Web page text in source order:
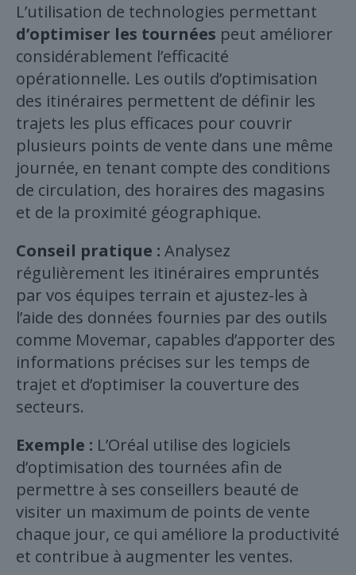
L’utilisation de technologies permettant
d’optimiser les tournées peut améliorer
considérablement l’efficacité
opérationnelle. Les outils d’optimisation
des itinéraires permettent de définir les
trajets les plus efficaces pour couvrir
plusieurs points de vente dans une même
journée, en tenant compte des conditions
de circulation, des horaires des magasins
et de la proximité géographique.
Conseil pratique : Analysez
régulièrement les itinéraires empruntés
par vos équipes terrain et ajustez-les à
l’aide des données fournies par des outils
comme Movemar, capables d’apporter des
informations précises sur les temps de
trajet et d’optimiser la couverture des
secteurs.
Exemple : L’Oréal utilise des logiciels
d’optimisation des tournées afin de
permettre à ses conseillers beauté de
visiter un maximum de points de vente
chaque jour, ce qui améliore la productivité
et contribue à augmenter les ventes.